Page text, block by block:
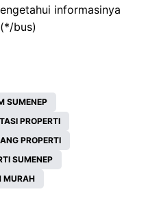
informasinya
bus)
SUMENEP
PROPERTI
PROPERTI
SUMENEP
MURAH